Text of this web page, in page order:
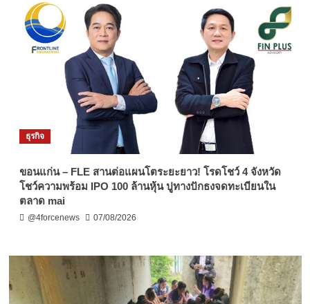
ธุรกิจ
ขอนแก่น – FLE สานต่อแผนโตระยะยาว! โรดโชว์ 4 จังหวัด
โชว์ความพร้อม IPO 100 ล้านหุ้น ปูทางปักธงจดทะเบียนใน
ตลาด mai
@4forcenews 07/08/2026